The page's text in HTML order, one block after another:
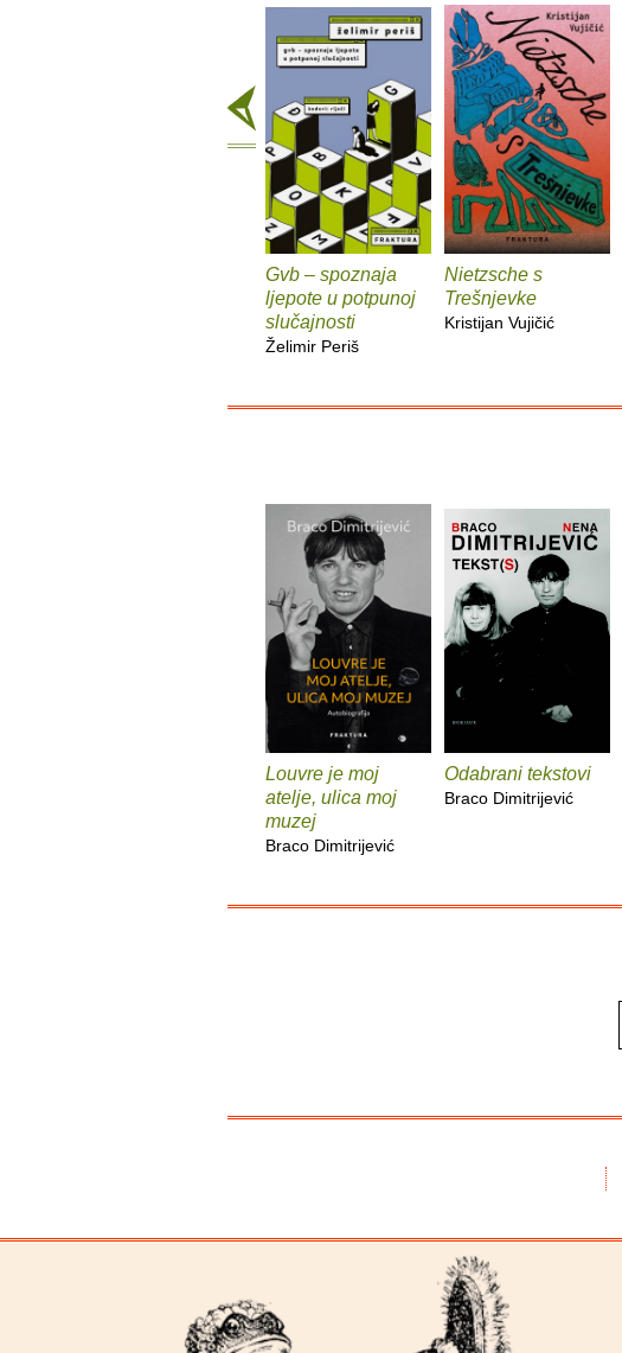
Gvb – spoznaja
ljepote u potpunoj
slučajnosti
Želimir Periš
Nietzsche s
Trešnjevke
Kristijan Vujičić
Louvre je moj
atelje, ulica moj
muzej
Braco Dimitrijević
Odabrani tekstovi
Braco Dimitrijević